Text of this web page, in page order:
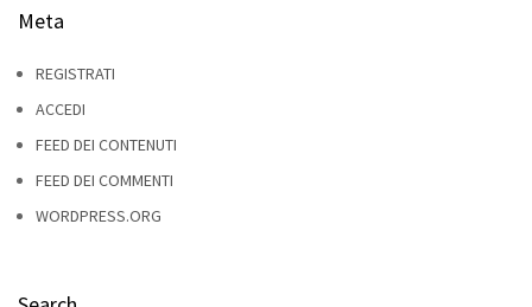
Meta
REGISTRATI
ACCEDI
FEED DEI CONTENUTI
FEED DEI COMMENTI
WORDPRESS.ORG